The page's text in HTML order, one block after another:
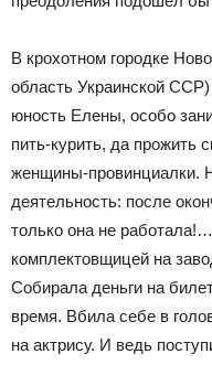
В крохотном городке
область Украинской
юность Елены, особо
пить-курить, да прожить
женщины-провинциалки.
деятельность: после
только она не
комплектовщицей на
Собирала деньги на
время. Вбила себе в
на актрису. И ведь